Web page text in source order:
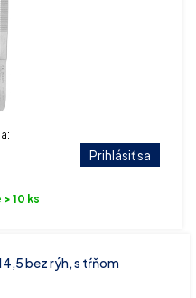
Prihlásiť sa
10 ks
bez rýh, s tŕňom